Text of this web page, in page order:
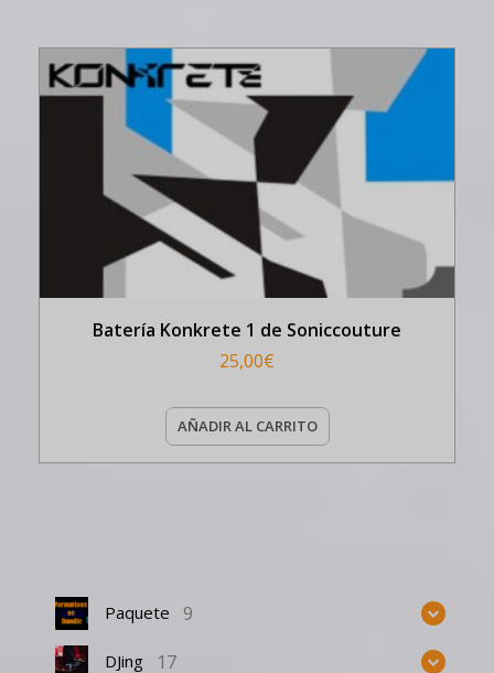
Batería Konkrete 1 de Soniccouture
25,00€
AÑADIR AL CARRITO
Paquete 9
DJing 17